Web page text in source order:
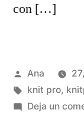
con […]
Publicada
por
Ana
Etiquetas:
knit pro,
Deja un